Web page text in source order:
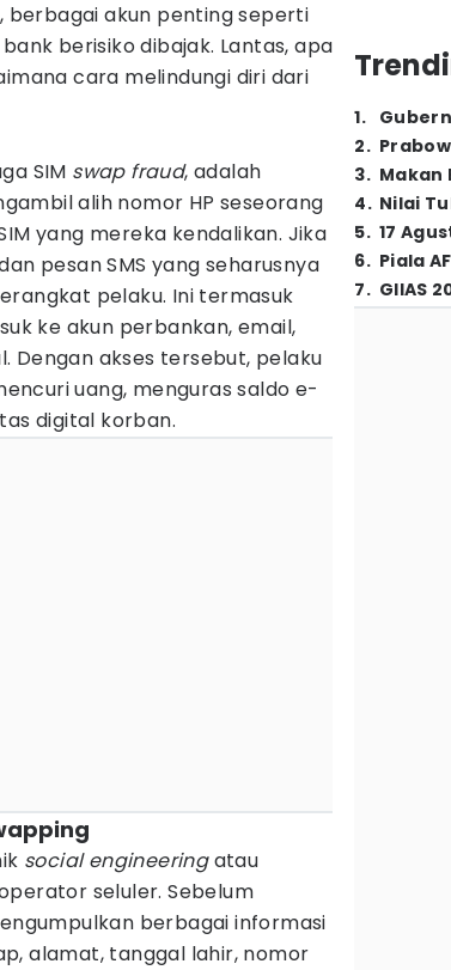
berbagai akun penting seperti
berisiko dibajak. Lantas, apa
cara melindungi diri dari
SIM swap fraud, adalah
alih nomor HP seseorang
yang mereka kendalikan. Jika
pesan SMS yang seharusnya
pelaku. Ini termasuk
ke akun perbankan, email,
Dengan akses tersebut, pelaku
uang, menguras saldo e-
digital korban.
social engineeringatau
seluler. Sebelum
berbagai informasi
alamat, tanggal lahir, nomor
1.
2.
3. Makan
4. Nilai
5. 17
6. Piala
7. GIIAS